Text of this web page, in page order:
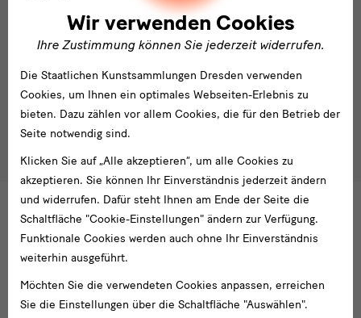
Wir verwenden Cookies
Ihre Zustimmung können Sie jederzeit widerrufen.
Die Staatlichen Kunstsammlungen Dresden verwenden
Cookies, um Ihnen ein optimales Webseiten-Erlebnis zu
bieten. Dazu zählen vor allem Cookies, die für den Betrieb der
Seite notwendig sind.
Klicken Sie auf „Alle akzeptieren“, um alle Cookies zu
akzeptieren. Sie können Ihr Einverständnis jederzeit ändern
und widerrufen. Dafür steht Ihnen am Ende der Seite die
Schaltfläche "Cookie-Einstellungen" ändern zur Verfügung.
Funktionale Cookies werden auch ohne Ihr Einverständnis
weiterhin ausgeführt.
Möchten Sie die verwendeten Cookies anpassen, erreichen
Sie die Einstellungen über die Schaltfläche "Auswählen".
Mail-
eingeben*
* Pflichtfeld
Ich stimme der
Bitte wählen Sie mindestens einen Newsletter aus.
Ich möchte gern folgendeNewsletterabonnieren*
Newsletter
der Staatlichen Kunstsammlungen
Newsletter
des Albertinum
Museum für Sächsische Volkskunst
Tel. +49 351 49 14 2000
besucherservice(at)skdmuseum.info
Staatliche
Kunstsammlungen